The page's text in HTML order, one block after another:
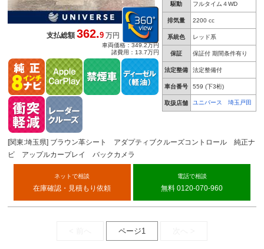
駆動 フルタイム４WD
排気量 2200 cc
系統色 レッド系
保証 保証付 期間条件有り
法定整備 法定整備付
車台番号 559 (下3桁)
取扱店舗 ユニバース 埼玉戸田
支払総額362.9 万円
車両価格：349.2万円
諸費用：13.7万円
[関東:埼玉県] ブラウン革シート アダプティブクルーズコントロール 純正ナ
ビ アップルカープレイ バックカメラ
ネットで相談
在庫確認・見積もり依頼
電話で相談
無料 0120-070-960
ページ1